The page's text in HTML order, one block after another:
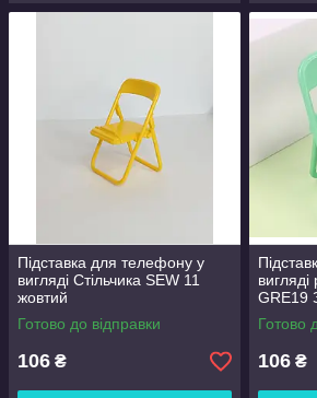
Підставка для телефону у
вигляді Стільчика SEW 11
жовтий
Готово до відправки
106 ₴
вигляді
GRE19
Готово
106 ₴